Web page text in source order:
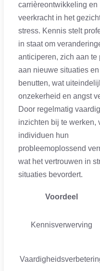
carrièreontwikkeling en
veerkracht in het
stress. Kennis stelt
in staat om
anticiperen, zich aan te
aan nieuwe situaties
benutten, wat
onzekerheid en angst
Door regelmatig
inzichten bij te werken,
individuen hun
probleemoplossend
wat het vertrouwen in
situaties bevordert.
Voordeel
Kennisverwerving